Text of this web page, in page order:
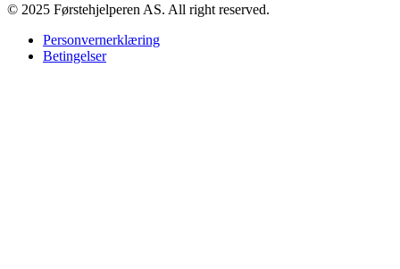
© 2025 Førstehjelperen AS. All right reserved.
Personvernerklæring
Betingelser